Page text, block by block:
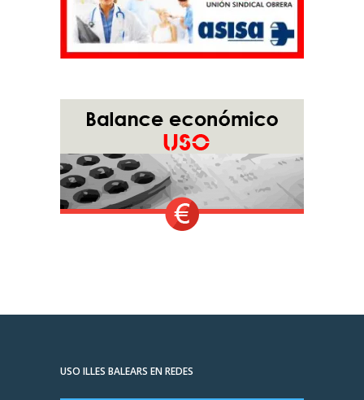
USO ILLES BALEARS EN REDES